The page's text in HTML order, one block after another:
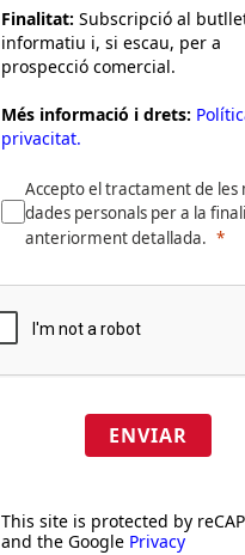
Finalitat: Subscripció al
informatiu i, si escau, per a
prospecció comercial.
Més informació i drets:
privacitat.
Accepto el tractament de les
dades personals per a la
anteriorment detallada.
ENVIAR
This site is protected by
and the Google Privacy